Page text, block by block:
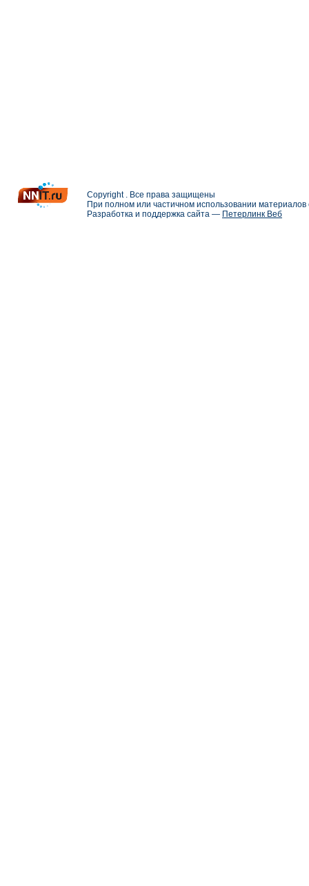
Copyright . Все права защищены
При полном или частичном использовании
Разработка и поддержка сайта — Петерлинк Веб